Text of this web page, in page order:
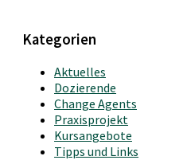
Kategorien
Aktuelles
Dozierende
Change Agents
Praxisprojekt
Kursangebote
Tipps und Links